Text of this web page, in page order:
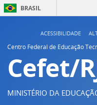
BRASIL
ACESSIBILIDADE
Centro Federal de Educação
Cefet/
MINISTÉRIO DA